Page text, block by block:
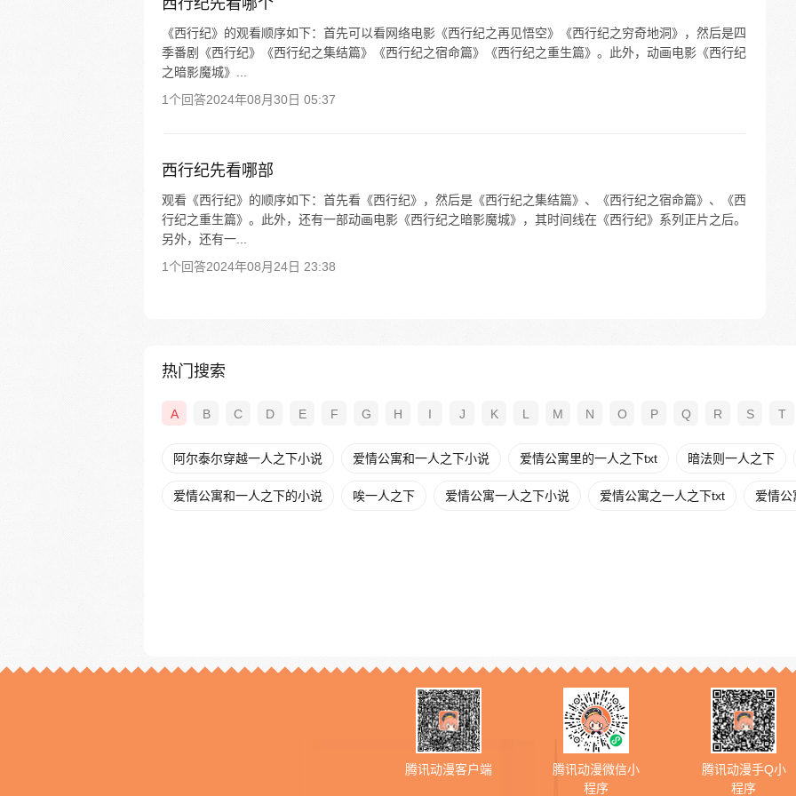
西行纪先看哪个
《西行纪》的观看顺序如下：首先可以看网络电影《西行纪之再见悟空》《西行纪之穷奇地洞》，然后是四
季番剧《西行纪》《西行纪之集结篇》《西行纪之宿命篇》《西行纪之重生篇》。此外，动画电影《西行纪
之暗影魔城》...
1个回答2024年08月30日 05:37
西行纪先看哪部
观看《西行纪》的顺序如下：首先看《西行纪》，然后是《西行纪之集结篇》、《西行纪之宿命篇》、《西
行纪之重生篇》。此外，还有一部动画电影《西行纪之暗影魔城》，其时间线在《西行纪》系列正片之后。
另外，还有一...
1个回答2024年08月24日 23:38
热门搜索
A B C D E F G H I J K L M N O P Q R S T
阿尔泰尔穿越一人之下小说 爱情公寓和一人之下小说 爱情公寓里的一人之下txt 暗法则一人之下
爱情公寓和一人之下的小说 唉一人之下 爱情公寓一人之下小说 爱情公寓之一人之下txt 爱情公
腾讯动漫客户端
腾讯动漫微信小
程序
腾讯动漫手Q小
程序